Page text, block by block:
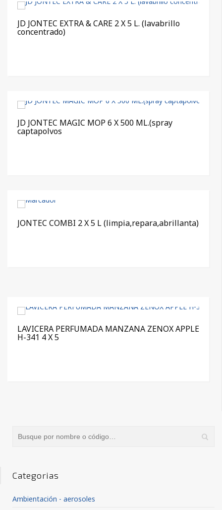
JD JONTEC EXTRA & CARE 2 X 5 L. (lavabrillo
concentrado)
JD JONTEC MAGIC MOP 6 X 500 ML.(spray
captapolvos
JONTEC COMBI 2 X 5 L (limpia,repara,abrillanta)
LAVICERA PERFUMADA MANZANA ZENOX APPLE
H-341 4 X 5
Categorias
Ambientación - aerosoles